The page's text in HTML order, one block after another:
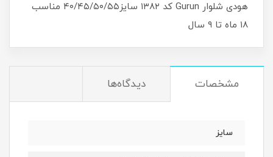
هودی شلوار Gurun کد ۱۳۸۲ سایز۴۰/۴۵/۵۰/۵۵ مناسب
۱۸ ماه تا ۹ سال
مشخصات دیدگاه‌ها
سایز